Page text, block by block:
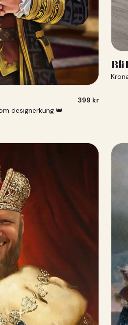
designerkung 👑
399 kr
Bli